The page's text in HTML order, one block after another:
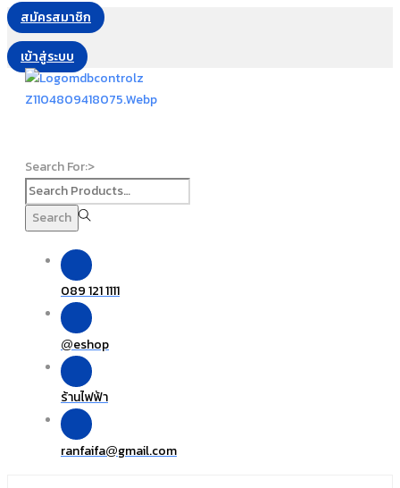
สมัครสมาชิก
เข้าสู่ระบบ
Search For:>
Search
089 121 1111
@eshop
ร้านไฟฟ้า
ranfaifa@gmail.com